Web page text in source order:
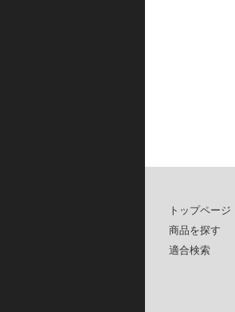
トップページ
商品を探す
適合検索